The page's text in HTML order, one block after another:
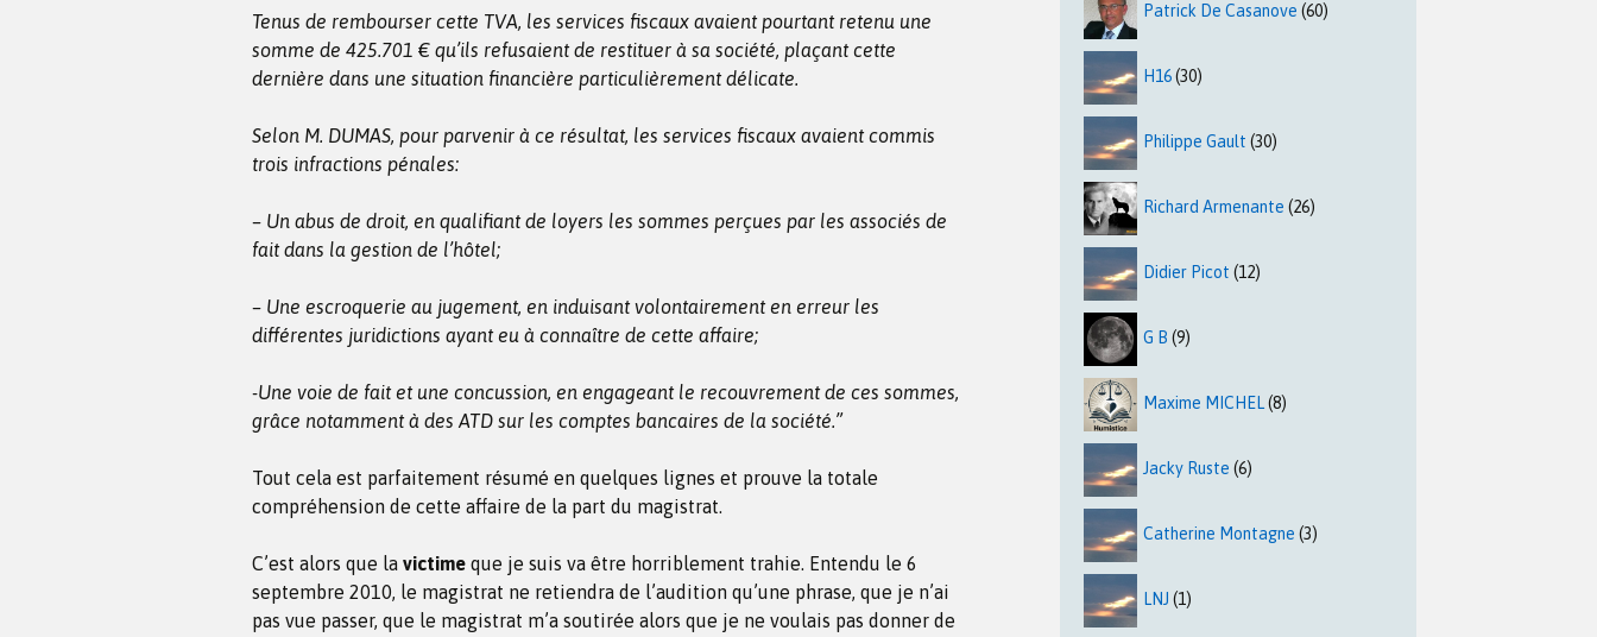
Tenus de rembourser cette TVA, les services fiscaux avaient pourtant retenu une
somme de 425.701 € qu’ils refusaient de restituer à sa société, plaçant cette
dernière dans une situation financière particulièrement délicate.
Selon M. DUMAS, pour parvenir à ce résultat, les services fiscaux avaient commis
trois infractions pénales:
– Un abus de droit, en qualifiant de loyers les sommes perçues par les associés de
fait dans la gestion de l’hôtel;
– Une escroquerie au jugement, en induisant volontairement en erreur les
différentes juridictions ayant eu à connaître de cette affaire;
-Une voie de fait et une concussion, en engageant le recouvrement de ces sommes,
grâce notamment à des ATD sur les comptes bancaires de la société.”
Tout cela est parfaitement résumé en quelques lignes et prouve la totale
compréhension de cette affaire de la part du magistrat.
C’est alors que la victime que je suis va être horriblement trahie. Entendu le 6
septembre 2010, le magistrat ne retiendra de l’audition qu’une phrase, que je n’ai
pas vue passer, que le magistrat m’a soutirée alors que je ne voulais pas donner de
Patrick De Casanove (60)
H16(30)
Philippe Gault (30)
Richard Armenante (26)
Didier Picot (12)
G B (9)
Maxime MICHEL(8)
Jacky Ruste (6)
Catherine Montagne (3)
LNJ (1)